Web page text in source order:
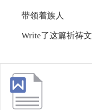
带领着族人
Write了这篇祈祷文